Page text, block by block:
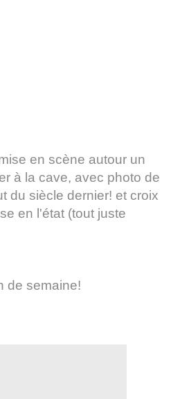
en scène autour un
à la cave, avec photo de
du siècle dernier! et croix
en l'état (tout juste
de semaine!